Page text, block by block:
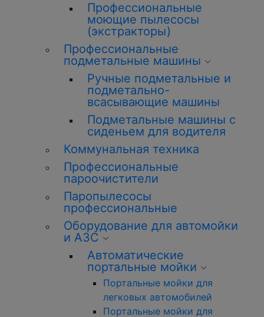
Профессиональные
моющие пылесосы
(экстракторы)
Профессиональные
подметальные машины
Ручные подметальные и
подметально-
всасывающие машины
Подметальные машины с
сиденьем для водителя
Коммунальная техника
Профессиональные
пароочистители
Паропылесосы
профессиональные
Оборудование для автомойки
и АЗС
Автоматические
портальные мойки
Портальные мойки для
легковых автомобилей
Портальные мойки для